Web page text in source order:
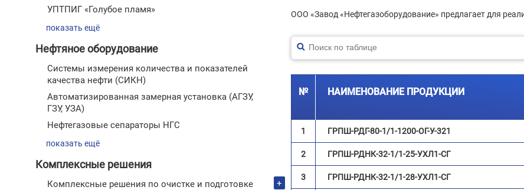
УПТПИГ «Голубое пламя»
показать ещё
Нефтяное оборудование
Системы измерения количества и показателей
качества нефти (СИКН)
Автоматизированная замерная установка (АГЗУ,
ГЗУ, УЗА)
Нефтегазовые сепараторы НГС
показать ещё
Комплексные решения
Комплексные решения по очистке и подготовке
+
ООО «Завод «Нефтегазоборудование» предлагает для
№ НАИМЕНОВАНИЕ ПРОДУКЦИИ
1 ГРПШ-РДГ-80-1/1-1200-ОГ-У-321
2 ГРПШ-РДНК-32-1/1-25-УХЛ1-СГ
3 ГРПШ-РДНК-32-1/1-28-УХЛ1-СГ